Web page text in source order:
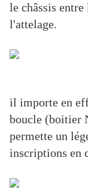
le châssis
l'attelage.
il importe en
boucle (boitier
permette un
inscriptions en